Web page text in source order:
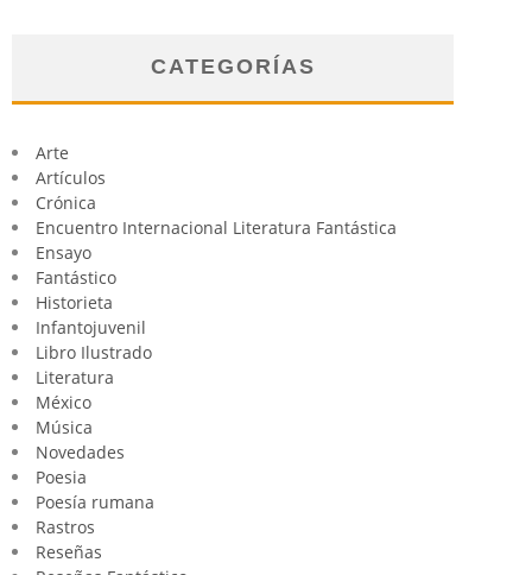
CATEGORÍAS
Arte
Artículos
Crónica
Encuentro Internacional Literatura Fantástica
Ensayo
Fantástico
Historieta
Infantojuvenil
Libro Ilustrado
Literatura
México
Música
Novedades
Poesia
Poesía rumana
Rastros
Reseñas